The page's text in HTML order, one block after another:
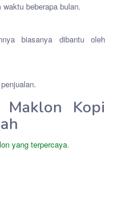
beberapa bulan.
biasanya dibantu oleh
Kopi
yang terpercaya.